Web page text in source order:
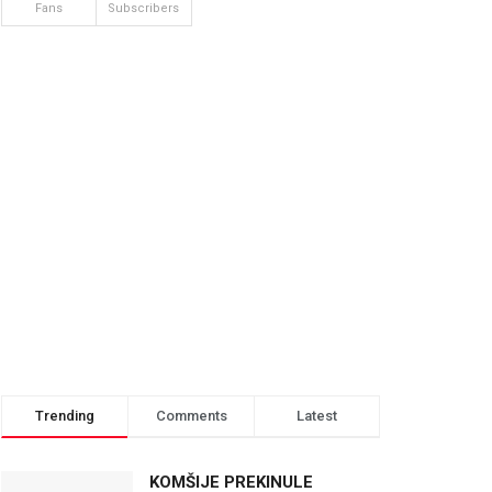
Fans Subscribers
Trending Comments Latest
KOMŠIJE PREKINULE